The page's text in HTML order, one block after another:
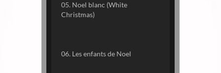
05. Noel blanc (White
Christmas)
06. Les enfants de Noel